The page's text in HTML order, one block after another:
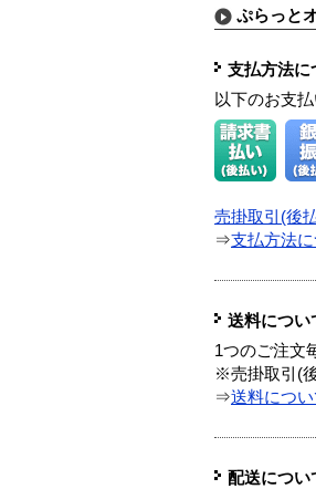
ぷらっと
支払方法に
以下のお支
売掛取引(後
⇒支払方法
送料につい
1つのご注文
※売掛取引(
⇒送料につ
配送につい